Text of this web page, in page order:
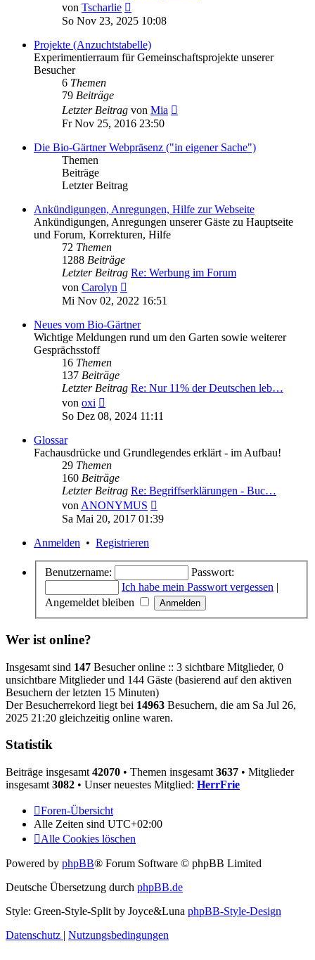
von Tscharlie
Beitrag
So Nov 23, 2025 10:08
Projekte (Anzuchtstabelle)
Experimentierraum für Gemeinschaftsprojekte unserer
Besucher
6 Themen
79 Beiträge
Letzter Beitrag von Mia
Fr Nov 25, 2016 23:50
Die Bio-Gärtner Webpräsenz ("in eigener Sache")
Themen
Beiträge
Letzter Beitrag
Ankündigungen, Anregungen, Hilfe zur Webseite
Ankündigungen, Anregungen unserer Gäste zu Hauptseite
und Forum, Korrekturen, Hilfe
72 Themen
1288 Beiträge
Letzter Beitrag Re: Werbung im Forum
von Carolyn
Beitrag
Mi Nov 02, 2022 16:51
Neues vom Bio-Gärtner
Wichtige Meldungen rund um den Garten sowie weiterer
Gesprächsstoff
16 Themen
137 Beiträge
Letzter Beitrag Re: Nur 11% der Deutschen leb…
von oxi
Beitrag
So Dez 08, 2024 11:11
Glossar
Fachausdrücke und Grundlegendes erklärt - im Aufbau!
29 Themen
160 Beiträge
Letzter Beitrag Re: Begriffserklärungen - Buc…
von ANONYMUS
Beitrag
Sa Mai 20, 2017 01:39
Anmelden • Registrieren
Benutzername:
Passwort:
Ich habe mein Passwort vergessen |
Angemeldet bleiben
Wer ist online?
Insgesamt sind 147 Besucher online :: 3 sichtbare Mitglieder, 0
unsichtbare Mitglieder und 144 Gäste (basierend auf den aktiven
Besuchern der letzten 15 Minuten)
Der Besucherrekord liegt bei 14963 Besuchern, die am Sa Jul 26,
2025 21:20 gleichzeitig online waren.
Statistik
Beiträge insgesamt 42070 • Themen insgesamt 3637 • Mitglieder
insgesamt 3082 • Unser neuestes Mitglied: HerrFrie
Foren-Übersicht
Alle Zeiten sind UTC+02:00
Alle Cookies löschen
Powered by phpBB® Forum Software © phpBB Limited
Deutsche Übersetzung durch phpBB.de
Style: Green-Style-Split by Joyce&Luna phpBB-Style-Design
Datenschutz | Nutzungsbedingungen